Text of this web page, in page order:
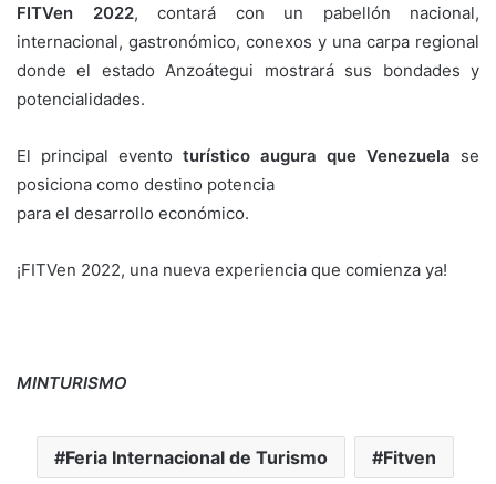
FITVen 2022, contará con un pabellón nacional,
internacional, gastronómico, conexos y una carpa regional
donde el estado Anzoátegui mostrará sus bondades y
potencialidades.
El principal evento turístico augura que Venezuela se
posiciona como destino potencia
para el desarrollo económico.
¡FITVen 2022, una nueva experiencia que comienza ya!
MINTURISMO
Feria Internacional de Turismo Fitven